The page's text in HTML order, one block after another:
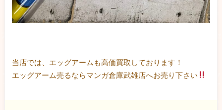
当店では、エッグアームも高価買取しております！
エッグアーム売るならマンガ倉庫武雄店へお売り下さい